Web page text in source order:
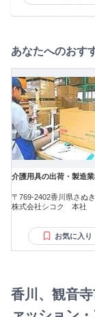
面接でお伝え
あなたへのおす
介護用具の出荷・製造
〒769-2402香川県さぬき
町鶴羽
株式会社シコク 本社
お気に入り
香川、観音